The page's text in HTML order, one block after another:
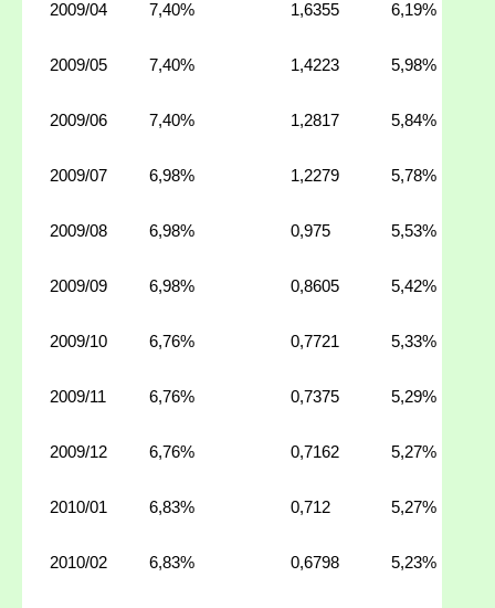
2009/04 7,40% 1,6355 6,19%
2009/05 7,40% 1,4223 5,98%
2009/06 7,40% 1,2817 5,84%
2009/07 6,98% 1,2279 5,78%
2009/08 6,98% 0,975 5,53%
2009/09 6,98% 0,8605 5,42%
2009/10 6,76% 0,7721 5,33%
2009/11 6,76% 0,7375 5,29%
2009/12 6,76% 0,7162 5,27%
2010/01 6,83% 0,712 5,27%
2010/02 6,83% 0,6798 5,23%